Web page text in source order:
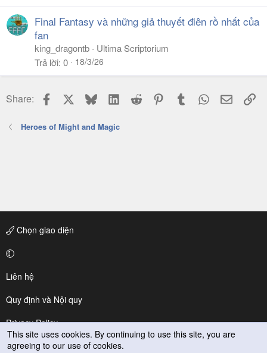
Final Fantasy và những giả thuyết điên rồ nhất của
fan
king_dragontb
Ultima Scriptorium
Trả lời 0 18/3/26
Share: Facebook BlueskyLinkedIn
Reddit PinterestTumblr WhatsApp
Email
Heroes of Might and Magic
Chọn giao diện
Liên hệ
Quy định và Nội quy
Privacy Policy
Trợ giúp
This site uses cookies. By continuing to use this site, you are
agreeing to our use of cookies.